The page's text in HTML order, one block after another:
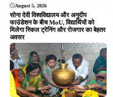
August 5, 2026
सोना देवी विश्वविद्यालय और अनुदीप
फाउंडेशन के बीच MoU, विद्यार्थियों को
मिलेगा स्किल ट्रेनिंग और रोजगार का बेहतर
अवसर